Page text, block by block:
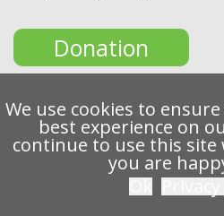
Donation
Copyright 2022 Breakthrough
Privacy
We use cookies to
best experience on
continue to use this site
you are